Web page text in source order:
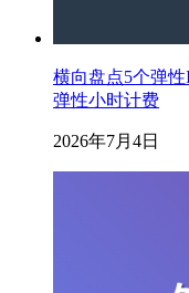
横向盘点5个弹
弹性小时计费
2026年7月4日